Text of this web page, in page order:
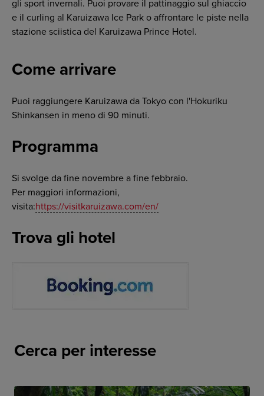
gli sport invernali. Puoi provare il pattinaggio sul ghiaccio
e il curling al Karuizawa Ice Park o affrontare le piste nella
stazione sciistica del Karuizawa Prince Hotel.
Come arrivare
Puoi raggiungere Karuizawa da Tokyo con l'Hokuriku
Shinkansen in meno di 90 minuti.
Programma
Si svolge da fine novembre a fine febbraio.
Per maggiori informazioni,
visita:https://visitkaruizawa.com/en/
Trova gli hotel
Cerca per interesse